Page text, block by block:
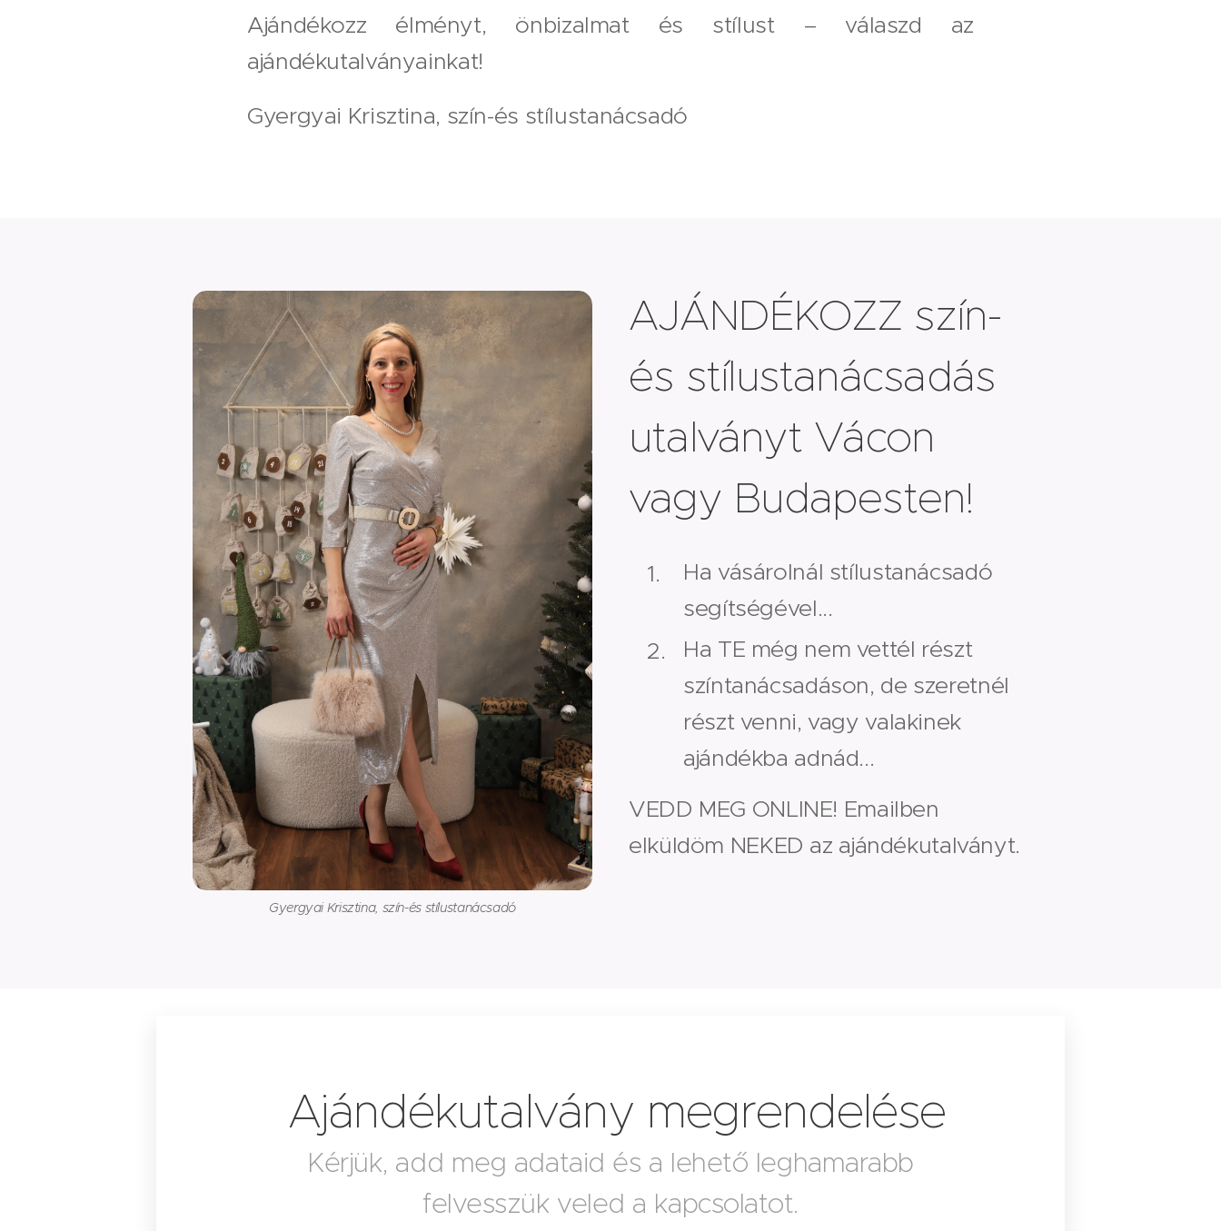
Ajándékozz élményt, önbizalmat és stílust – válaszd az
ajándékutalványainkat!
Gyergyai Krisztina, szín-és stílustanácsadó
Gyergyai Krisztina, szín-és stílustanácsadó
AJÁNDÉKOZZ szín-
és stílustanácsadás
utalványt Vácon
vagy Budapesten!
Ha vásárolnál stílustanácsadó
segítségével...
Ha TE még nem vettél részt
színtanácsadáson, de szeretnél
részt venni, vagy valakinek
ajándékba adnád...
VEDD MEG ONLINE! Emailben
elküldöm NEKED az ajándékutalványt.
Ajándékutalvány megrendelése
Kérjük, add meg adataid és a lehető leghamarabb
felvesszük veled a kapcsolatot.